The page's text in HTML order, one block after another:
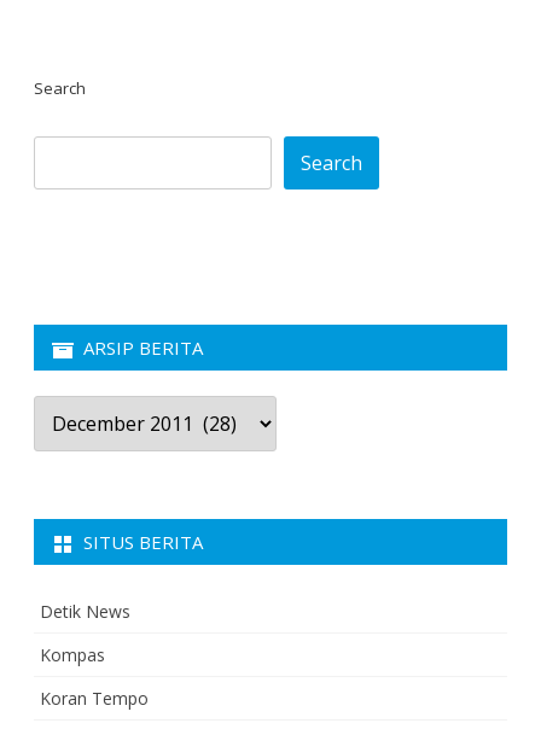
Search
Search
ARSIP BERITA
Arsip
Berita
SITUS BERITA
Detik News
Kompas
Koran Tempo